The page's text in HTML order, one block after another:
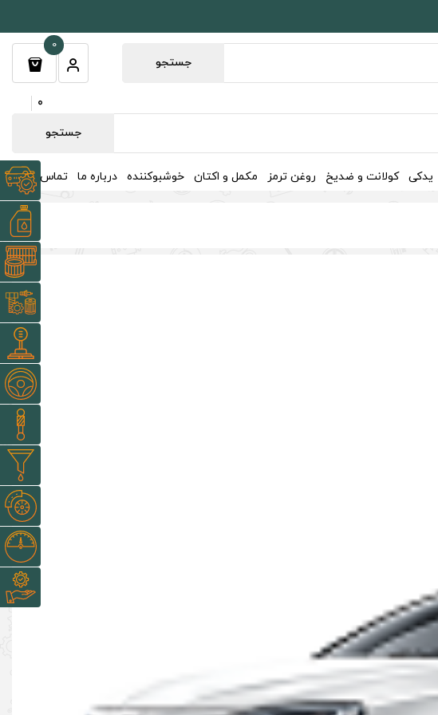
جستجو
0
0
جستجو
یدکی کولانت و ضدیخ روغن ترمز مکمل و اکتان خوشبوکننده درباره ما تماس با ما